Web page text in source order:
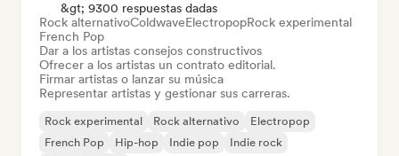
&gt; 9300 respuestas dadas
Rock alternativoColdwaveElectropopRock experimental
French Pop
Dar a los artistas consejos constructivos
Ofrecer a los artistas un contrato editorial.
Firmar artistas o lanzar su música
Representar artistas y gestionar sus carreras.
Rock experimental Rock alternativo
Electropop
French Pop
Hip-hop Indie pop
Indie rock